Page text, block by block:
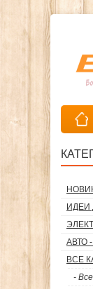
ИДЕИ
АВТО
ВСЕ
-